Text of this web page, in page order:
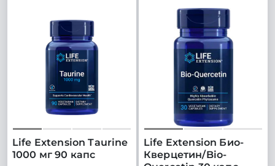
Life Extension Taurine
1000 мг 90 капс
Life Extension Био-
Кверцетин/Bio-